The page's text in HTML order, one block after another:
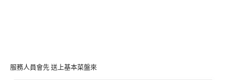
服務人員會先 送上基本菜盤來